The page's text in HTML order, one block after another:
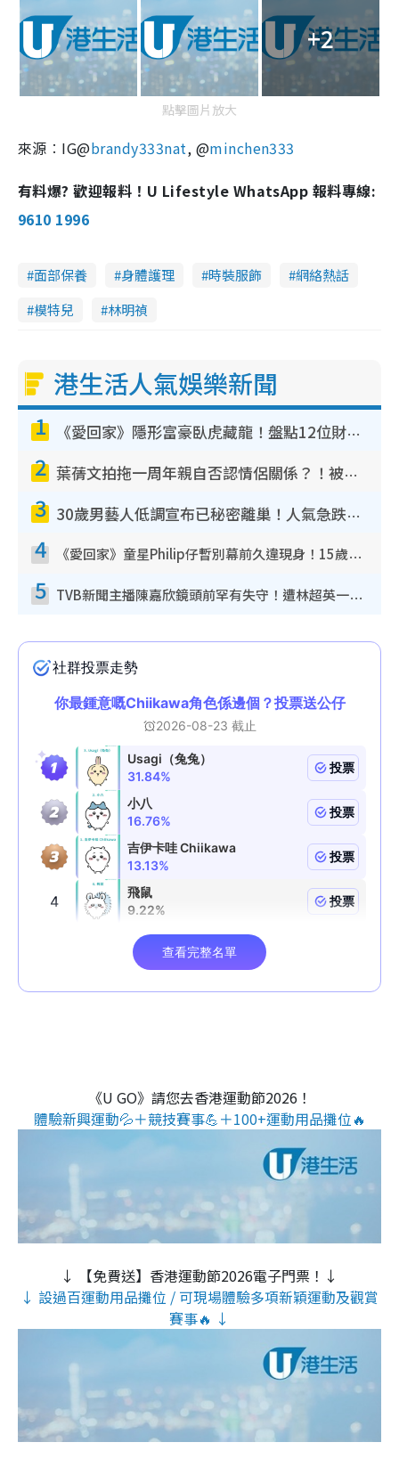
+2
點擊圖片放大
來源︰IG@brandy333nat, @minchen333
有料爆? 歡迎報料！U Lifestyle WhatsApp 報料專線:
9610 1996
面部保養 身體護理 時裝服飾
網絡熱話
模特兒
林明禎
港生活人氣娛樂新聞
1 《愛回家》隱形富豪臥虎藏龍！盤點12位財氣逼人的有錢藝人：呢位靚女3億身家唔憂做
2 葉蒨文拍拖一周年親自否認情侶關係？！被質疑感情造假竟稱GM「普通同事」
3 30歲男藝人低調宣布已秘密離巢！人氣急跌變失蹤人口︰「這幾年過得並不容易」
4 《愛回家》童星Philip仔暫別幕前久違現身！15歲近況暴風長高蛻變帥氣少男
5 TVB新聞主播陳嘉欣鏡頭前罕有失守！遭林超英一句說話突襲嚇親當場大笑
《U GO》請您去香港運動節2026！
體驗新興運動💦＋競技賽事💪＋100+運動用品攤位🔥
↓ 【免費送】香港運動節2026電子門票！↓
↓ 設過百運動用品攤位 / 可現場體驗多項新穎運動及觀賞
賽事🔥 ↓